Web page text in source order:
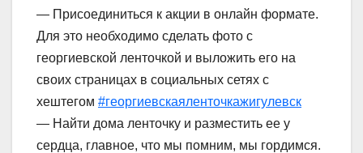
— Присоединиться к акции в онлайн формате.
Для это необходимо сделать фото с
георгиевской ленточкой и выложить его на
своих страницах в социальных сетях с
хештегом #георгиевскаяленточкажигулевск
— Найти дома ленточку и разместить ее у
сердца, главное, что мы помним, мы гордимся.